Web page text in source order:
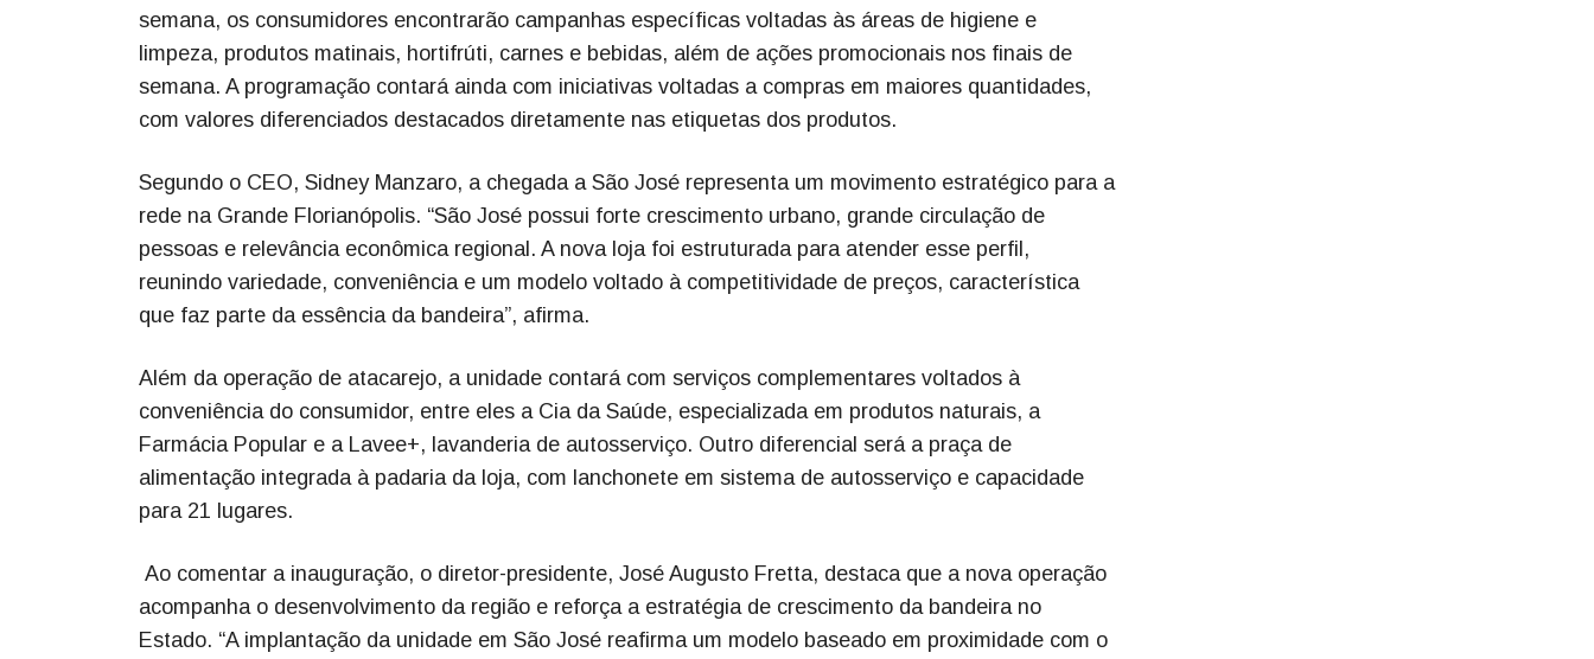
semana, os consumidores encontrarão campanhas específicas voltadas às áreas de higiene e
limpeza, produtos matinais, hortifrúti, carnes e bebidas, além de ações promocionais nos finais de
semana. A programação contará ainda com iniciativas voltadas a compras em maiores quantidades,
com valores diferenciados destacados diretamente nas etiquetas dos produtos.
Segundo o CEO, Sidney Manzaro, a chegada a São José representa um movimento estratégico para a
rede na Grande Florianópolis. “São José possui forte crescimento urbano, grande circulação de
pessoas e relevância econômica regional. A nova loja foi estruturada para atender esse perfil,
reunindo variedade, conveniência e um modelo voltado à competitividade de preços, característica
que faz parte da essência da bandeira”, afirma.
Além da operação de atacarejo, a unidade contará com serviços complementares voltados à
conveniência do consumidor, entre eles a Cia da Saúde, especializada em produtos naturais, a
Farmácia Popular e a Lavee+, lavanderia de autosserviço. Outro diferencial será a praça de
alimentação integrada à padaria da loja, com lanchonete em sistema de autosserviço e capacidade
para 21 lugares.
Ao comentar a inauguração, o diretor-presidente, José Augusto Fretta, destaca que a nova operação
acompanha o desenvolvimento da região e reforça a estratégia de crescimento da bandeira no
Estado. “A implantação da unidade em São José reafirma um modelo baseado em proximidade com o